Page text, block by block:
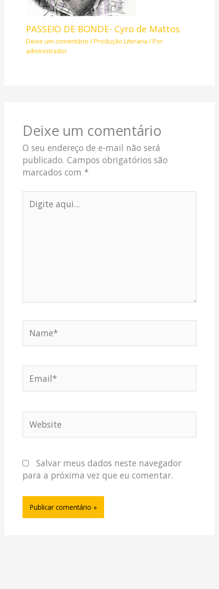
PASSEIO DE BONDE- Cyro de Mattos
Deixe um comentário /Produção Literaria / Por
administrador
Deixe um comentário
O seu endereço de e-mail não será
publicado. Campos obrigatórios são
marcados com *
aqui...
Salvar meus dados neste navegador
para a próxima vez que eu comentar.